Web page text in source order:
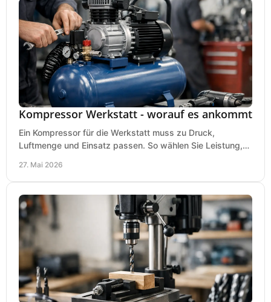
Kompressor Werkstatt - worauf es ankommt
Ein Kompressor für die Werkstatt muss zu Druck,
Luftmenge und Einsatz passen. So wählen Sie Leistung,
27. Mai 2026